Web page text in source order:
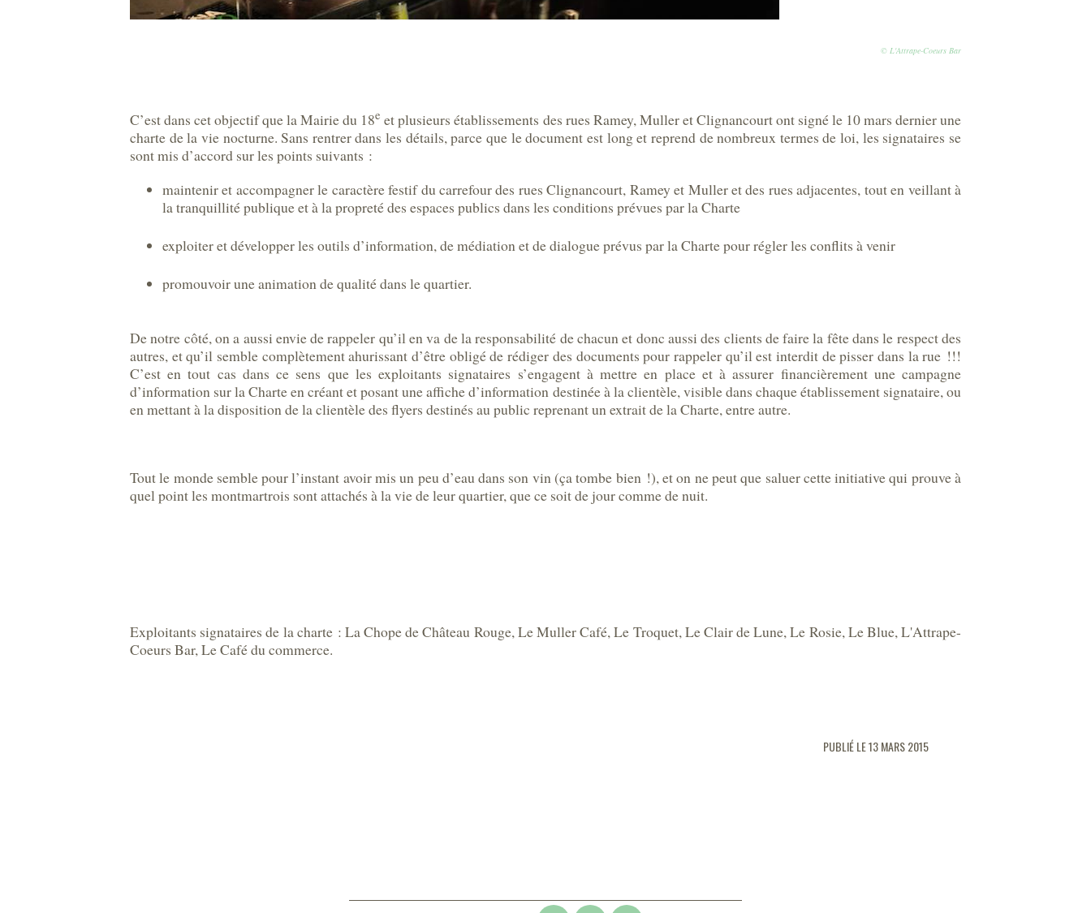
© L'Attrape-Coeurs Bar
C’est dans cet objectif que la Mairie du 18e et plusieurs établissements des rues Ramey, Muller et Clignancourt ont signé le 10 mars dernier une
charte de la vie nocturne. Sans rentrer dans les détails, parce que le document est long et reprend de nombreux termes de loi, les signataires se
sont mis d’accord sur les points suivants :
maintenir et accompagner le caractère festif du carrefour des rues Clignancourt, Ramey et Muller et des rues adjacentes, tout en veillant à
la tranquillité publique et à la propreté des espaces publics dans les conditions prévues par la Charte
exploiter et développer les outils d’information, de médiation et de dialogue prévus par la Charte pour régler les conflits à venir
promouvoir une animation de qualité dans le quartier.
De notre côté, on a aussi envie de rappeler qu’il en va de la responsabilité de chacun et donc aussi des clients de faire la fête dans le respect des
autres, et qu’il semble complètement ahurissant d’être obligé de rédiger des documents pour rappeler qu’il est interdit de pisser dans la rue !!!
C’est en tout cas dans ce sens que les exploitants signataires s’engagent à mettre en place et à assurer financièrement une campagne
d’information sur la Charte en créant et posant une affiche d’information destinée à la clientèle, visible dans chaque établissement signataire, ou
en mettant à la disposition de la clientèle des flyers destinés au public reprenant un extrait de la Charte, entre autre.
Tout le monde semble pour l’instant avoir mis un peu d’eau dans son vin (ça tombe bien !), et on ne peut que saluer cette initiative qui prouve à
quel point les montmartrois sont attachés à la vie de leur quartier, que ce soit de jour comme de nuit.
Exploitants signataires de la charte : La Chope de Château Rouge, Le Muller Café, Le Troquet, Le Clair de Lune, Le Rosie, Le Blue, L'Attrape-
Coeurs Bar, Le Café du commerce.
PUBLIÉ LE 13 MARS 2015